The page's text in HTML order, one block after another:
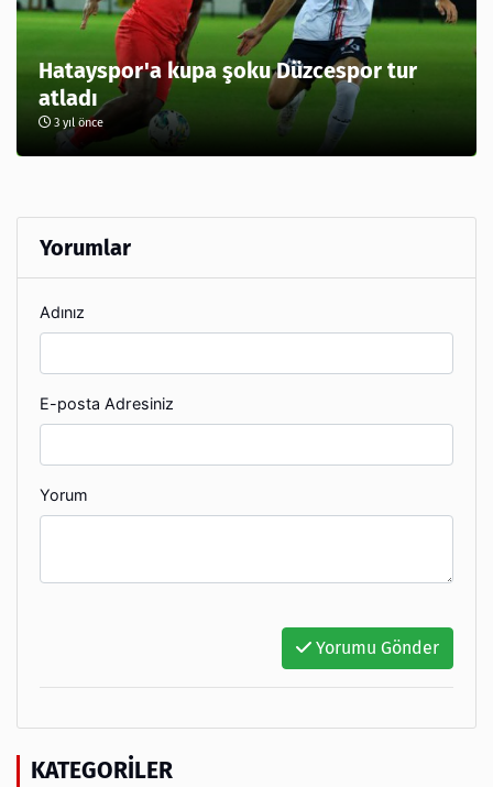
Hatayspor'a kupa şoku Düzcespor tur
atladı
3 yıl önce
Yorumlar
Adınız
E-posta Adresiniz
Yorum
Yorumu Gönder
KATEGORILER